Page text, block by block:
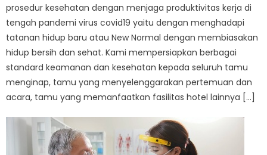
prosedur kesehatan dengan menjaga produktivitas kerja di
tengah pandemi virus covid19 yaitu dengan menghadapi
tatanan hidup baru atau New Normal dengan membiasakan
hidup bersih dan sehat. Kami mempersiapkan berbagai
standard keamanan dan kesehatan kepada seluruh tamu
menginap, tamu yang menyelenggarakan pertemuan dan
acara, tamu yang memanfaatkan fasilitas hotel lainnya […]